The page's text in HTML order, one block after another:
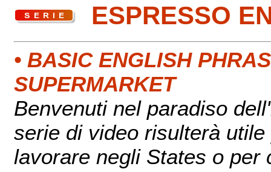
ESPRESSO
• BASIC ENGLISH
SUPERMARKET
Benvenuti nel paradiso
serie di video risulterà
lavorare negli States o per